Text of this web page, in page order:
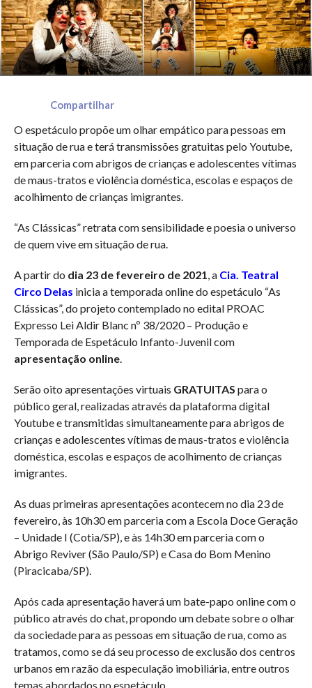
Compartilhar
O espetáculo propõe um olhar empático para pessoas em
situação de rua e terá transmissões gratuitas pelo Youtube,
em parceria com abrigos de crianças e adolescentes vítimas
de maus-tratos e violência doméstica, escolas e espaços de
acolhimento de crianças imigrantes.
“As Clássicas” retrata com sensibilidade e poesia o universo
de quem vive em situação de rua.
A partir do dia 23 de fevereiro de 2021, a Cia. Teatral
Circo Delas inicia a temporada online do espetáculo “As
Clássicas”, do projeto contemplado no edital PROAC
Expresso Lei Aldir Blanc nº 38/2020 – Produção e
Temporada de Espetáculo Infanto-Juvenil com
apresentação online.
Serão oito apresentações virtuais GRATUITAS para o
público geral, realizadas através da plataforma digital
Youtube e transmitidas simultaneamente para abrigos de
crianças e adolescentes vítimas de maus-tratos e violência
doméstica, escolas e espaços de acolhimento de crianças
imigrantes.
As duas primeiras apresentações acontecem no dia 23 de
fevereiro, às 10h30 em parceria com a Escola Doce Geração
– Unidade I (Cotia/SP), e às 14h30 em parceria com o
Abrigo Reviver (São Paulo/SP) e Casa do Bom Menino
(Piracicaba/SP).
Após cada apresentação haverá um bate-papo online com o
público através do chat, propondo um debate sobre o olhar
da sociedade para as pessoas em situação de rua, como as
tratamos, como se dá seu processo de exclusão dos centros
urbanos em razão da especulação imobiliária, entre outros
temas abordados no espetáculo.